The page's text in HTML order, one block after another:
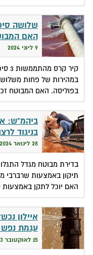
שלושה
האם
9 ליוני 2024
קיר
במהירות של פחות
בפוליסה. האם המבוטח
ביהמ"ש:
בניגוד
28 לינואר 2024
בדירת מבוטח מגדל
תיקון באמצעות שרברבי
האם יוכל לתקן באמצעות
איילון
עגמת נפש
15 לאוקטובר 2023